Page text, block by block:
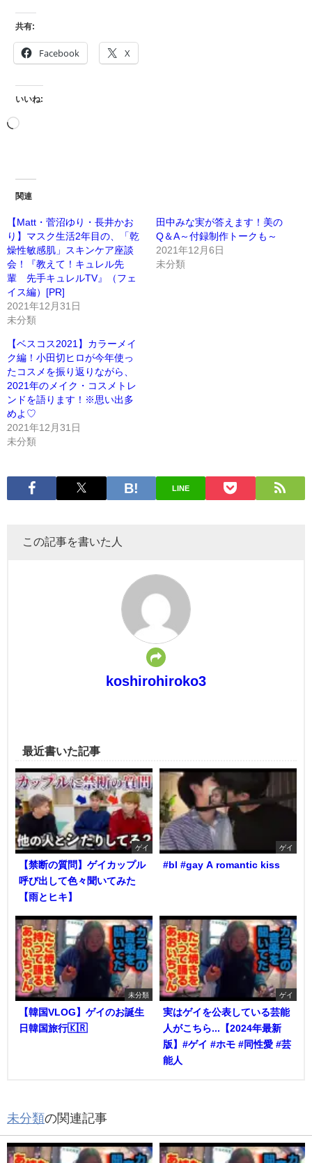
共有:
Facebook X
いいね:
関連
【Matt・菅沼ゆり・長井かお
り】マスク生活2年目の、「乾
燥性敏感肌」スキンケア座談
会！『教えて！キュレル先
輩 先手キュレルTV』（フェ
イス編）[PR]
2021年12月31日
未分類
田中みな実が答えます！美の
Q＆A～付録制作トークも～
2021年12月6日
未分類
【ベスコス2021】カラーメイ
ク編！小田切ヒロが今年使っ
たコスメを振り返りながら、
2021年のメイク・コスメトレ
ンドを語ります！※思い出多
めよ♡
2021年12月31日
未分類
LINE
この記事を書いた人
koshirohiroko3
最近書いた記事
ゲイ
【禁断の質問】ゲイカップル
呼び出して色々聞いてみた
【雨とヒキ】
ゲイ
#bl #gay A romantic kiss
未分類
【韓国VLOG】ゲイのお誕生
日韓国旅行🇰🇷
ゲイ
実はゲイを公表している芸能
人がこちら...【2024年最新
版】#ゲイ #ホモ #同性愛 #芸
能人
未分類の関連記事